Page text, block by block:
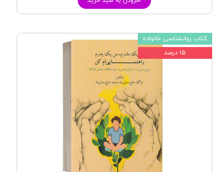
کتاب روانشناسی خانواده
۱۵ درصد